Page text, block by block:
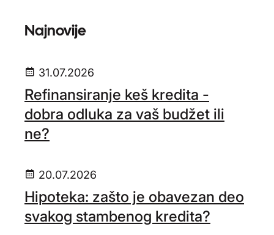
Najnovije
31.07.2026
Refinansiranje keš kredita -
dobra odluka za vaš budžet ili
ne?
20.07.2026
Hipoteka: zašto je obavezan deo
svakog stambenog kredita?